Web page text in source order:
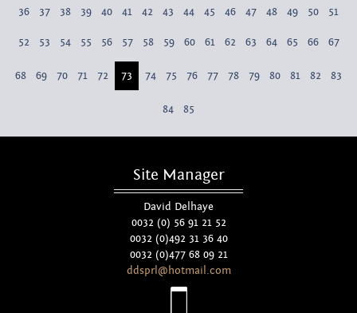
36 37 38 39 40 41 42 43 44 45 46 47 48 49 50 51
52 53 54 55 56 57 58 59 60 61 62 63 64 65 66 67
68 69 70 71 72 73 74 75 76 77 78 79 80 81 82 83
84 85
Site Manager
David Delhaye
0032 (0) 56 91 21 52
0032 (0)492 31 36 40
0032 (0)477 68 09 21
ddsprl@hotmail.com